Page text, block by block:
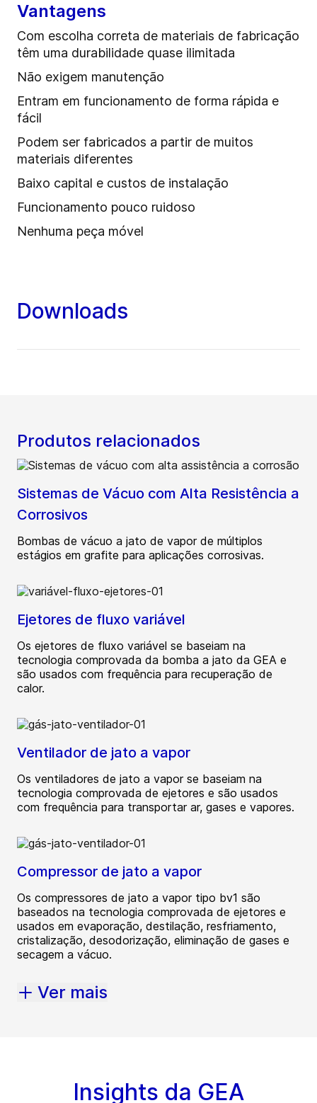
Vantagens
Com escolha correta de materiais de fabricação
têm uma durabilidade quase ilimitada
Não exigem manutenção
Entram em funcionamento de forma rápida e
fácil
Podem ser fabricados a partir de muitos
materiais diferentes
Baixo capital e custos de instalação
Funcionamento pouco ruidoso
Nenhuma peça móvel
Downloads
Produtos relacionados
Sistemas de Vácuo com Alta Resistência a
Corrosivos
Bombas de vácuo a jato de vapor de múltiplos
estágios em grafite para aplicações corrosivas.
Ejetores de fluxo variável
Os ejetores de fluxo variável se baseiam na
tecnologia comprovada da bomba a jato da GEA e
são usados com frequência para recuperação de
calor.
Ventilador de jato a vapor
Os ventiladores de jato a vapor se baseiam na
tecnologia comprovada de ejetores e são usados
com frequência para transportar ar, gases e vapores.
Compressor de jato a vapor
Os compressores de jato a vapor tipo bv1 são
baseados na tecnologia comprovada de ejetores e
usados em evaporação, destilação, resfriamento,
cristalização, desodorização, eliminação de gases e
secagem a vácuo.
Ver mais
Insights da GEA